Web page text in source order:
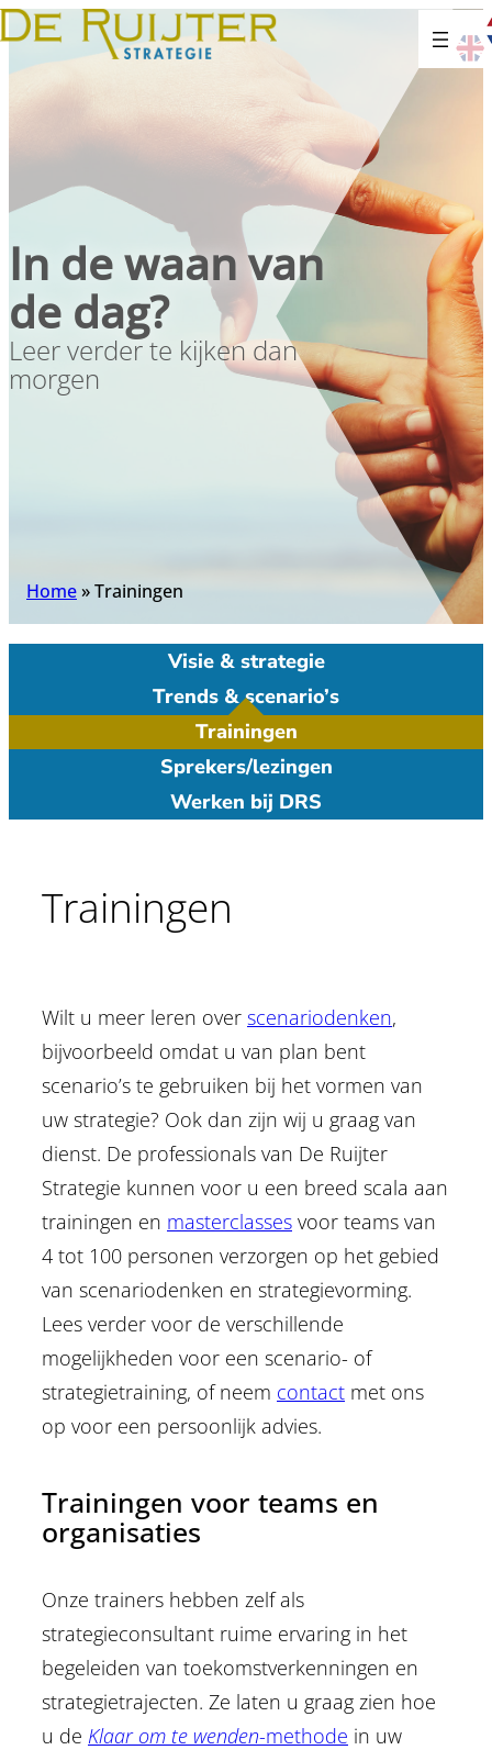
In de waan van
de dag?
Leer verder te kijken dan
morgen
Home»Trainingen
Visie & strategie
Trends & scenario’s
Trainingen
Sprekers/lezingen
Werken bij DRS
Trainingen
Wilt u meer leren over scenariodenken,
bijvoorbeeld omdat u van plan bent
scenario’s te gebruiken bij het vormen van
uw strategie? Ook dan zijn wij u graag van
dienst. De professionals van De Ruijter
Strategie kunnen voor u een breed scala aan
trainingen en masterclasses voor teams van
4 tot 100 personen verzorgen op het gebied
van scenariodenken en strategievorming.
Lees verder voor de verschillende
mogelijkheden voor een scenario- of
strategietraining, of neem contact met ons
op voor een persoonlijk advies.
Trainingen voor teams en
organisaties
Onze trainers hebben zelf als
strategieconsultant ruime ervaring in het
begeleiden van toekomstverkenningen en
strategietrajecten. Ze laten u graag zien hoe
u de Klaar om te wenden-methode in uw